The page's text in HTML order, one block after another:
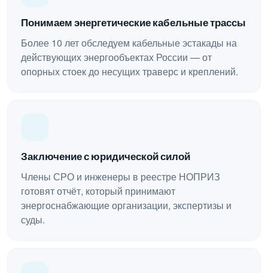
Понимаем энергетические кабельные трассы
Более 10 лет обследуем кабельные эстакады на
действующих энергообъектах России — от
опорных стоек до несущих траверс и креплений.
Заключение с юридической силой
Члены СРО и инженеры в реестре НОПРИЗ
готовят отчёт, который принимают
энергоснабжающие организации, экспертизы и
суды.